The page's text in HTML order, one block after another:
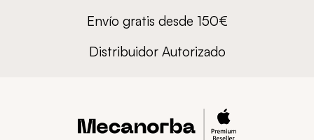
Envío gratis desde 150€
Distribuidor Autorizado